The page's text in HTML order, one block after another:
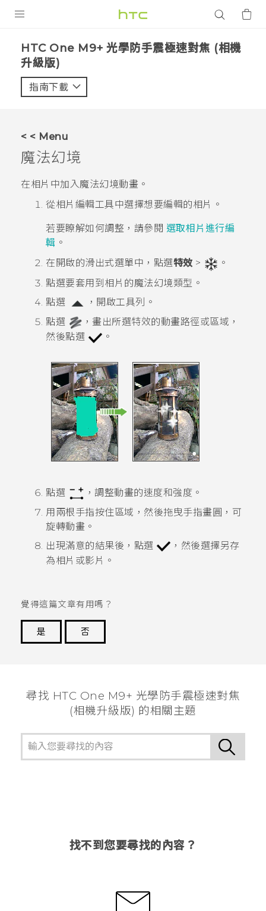
VIVE
智能手機
配件
VIVERSE
應用程式
HTC One M9+ 光學防手震極速對焦 (相機
升級版)‎
指南下載
< < Menu
魔法幻境
在相片中加入魔法幻境動畫。
從相片編輯工具中選擇想要編輯的相片。
若要瞭解如何調整，請參閱 選取相片進行編
輯 。
在開啟的滑出式選單中，點選特效 >
。
點選要套用到相片的魔法幻境類型。
點選
，開啟工具列。
點選
，畫出所選特效的動畫路徑或區域，
然後點選
。
點選
，調整動畫的速度和強度。
用兩根手指按住區域，然後拖曳手指畫圓，可
旋轉動畫。
出現滿意的結果後，點選
，然後選擇另存
為相片或影片。
覺得這篇文章有用嗎？
是
否
尋找 HTC One M9+ 光學防手震極速對焦
(相機升級版) 的相關主題
找不到您要尋找的內容？